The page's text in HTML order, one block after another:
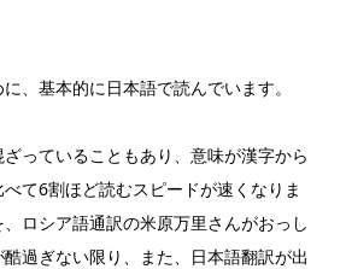
、基本的に日本語で読んでいます。
っていることもあり、意味が漢字から
て6割ほど読むスピードが速くなりま
ロシア語通訳の米原万里さんがおっし
過ぎない限り、また、日本語翻訳が出